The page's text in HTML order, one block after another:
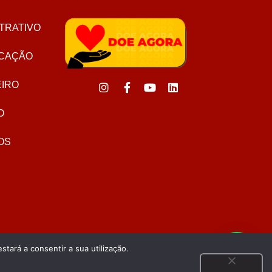
a consentir a sua utilização.